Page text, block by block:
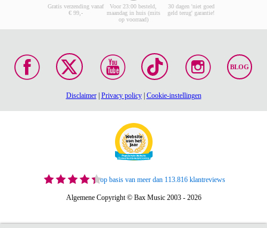
Gratis verzending vanaf
€ 99,-
Voor 23:00 besteld,
maandag in huis (mits
op voorraad)
30 dagen 'niet goed
geld terug' garantie!
BLOG
Disclaimer| Privacy policy| Cookie-instellingen
op basis van meer dan 113.816 klantreviews
Algemene Copyright © Bax Music 2003 - 2026